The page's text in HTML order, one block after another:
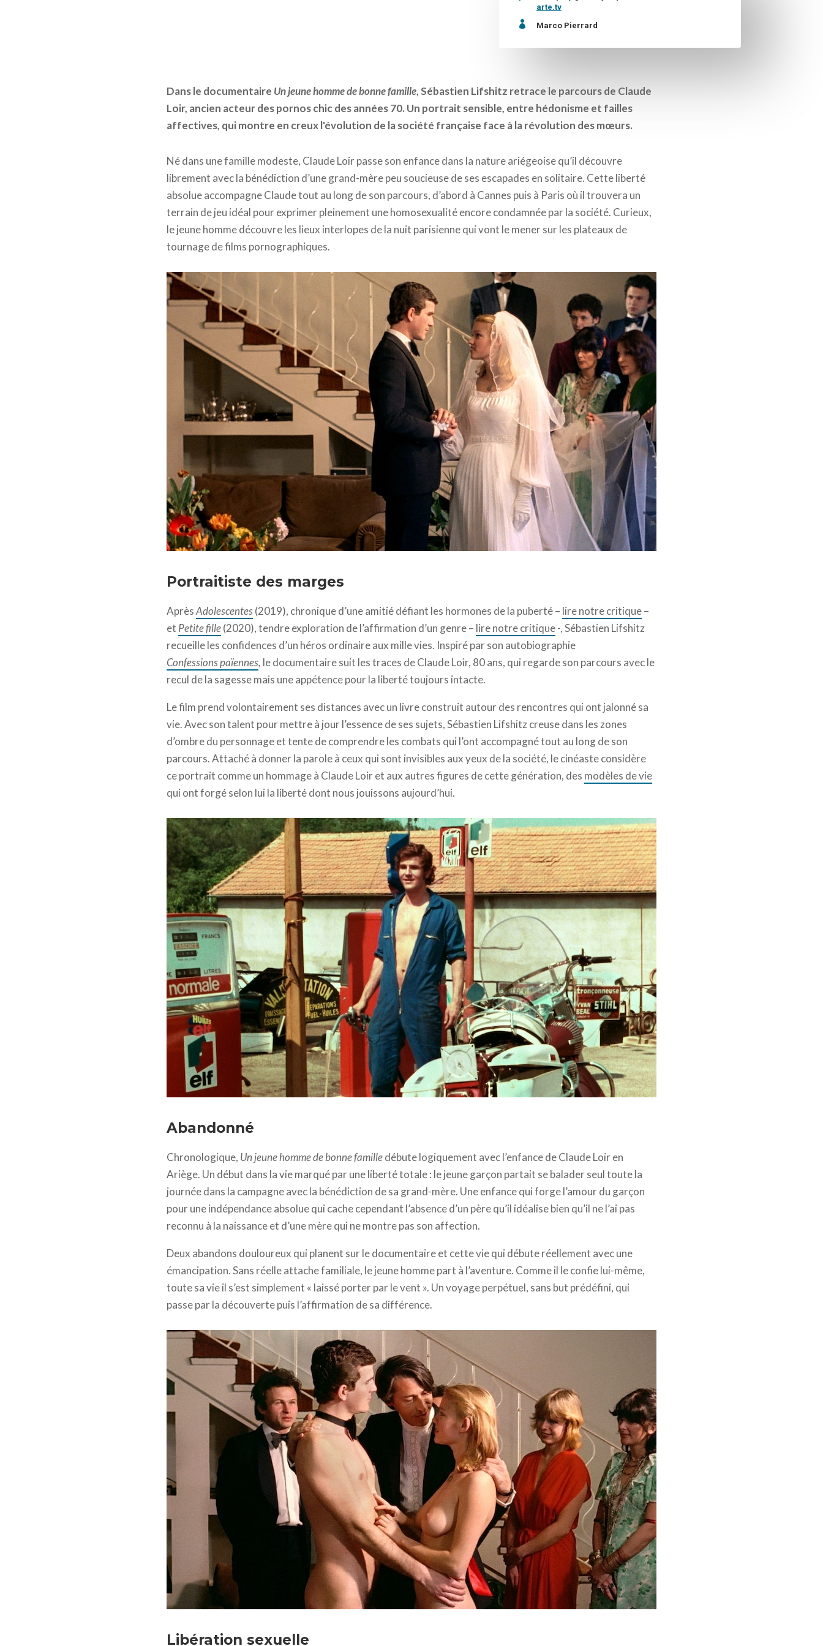
arte.tv
 Marco Pierrard
Dans le documentaire Un jeune homme de bonne famille, Sébastien Lifshitz retrace le parcours de Claude
Loir, ancien acteur des pornos chic des années 70. Un portrait sensible, entre hédonisme et failles
affectives, qui montre en creux l'évolution de la société française face à la révolution des mœurs.
Né dans une famille modeste, Claude Loir passe son enfance dans la nature ariégeoise qu’il découvre
librement avec la bénédiction d’une grand-mère peu soucieuse de ses escapades en solitaire. Cette liberté
absolue accompagne Claude tout au long de son parcours, d’abord à Cannes puis à Paris où il trouvera un
terrain de jeu idéal pour exprimer pleinement une homosexualité encore condamnée par la société. Curieux,
le jeune homme découvre les lieux interlopes de la nuit parisienne qui vont le mener sur les plateaux de
tournage de films pornographiques.
Portraitiste des marges
AprèsAdolescentes(2019), chronique d’une amitié défiant les hormones de la puberté – lire notre critique–
et Petite fille(2020), tendre exploration de l’affirmation d’un genre – lire notre critique-, Sébastien Lifshitz
recueille les confidences d’un héros ordinaire aux mille vies. Inspiré par son autobiographie
Confessions païennes, le documentaire suit les traces de Claude Loir, 80 ans, qui regarde son parcours avec le
recul de la sagesse mais une appétence pour la liberté toujours intacte.
Le film prend volontairement ses distances avec un livre construit autour des rencontres qui ont jalonné sa
vie. Avec son talent pour mettre à jour l’essence de ses sujets, Sébastien Lifshitz creuse dans les zones
d’ombre du personnage et tente de comprendre les combats qui l’ont accompagné tout au long de son
parcours. Attaché à donner la parole à ceux qui sont invisibles aux yeux de la société, le cinéaste considère
ce portrait comme un hommage à Claude Loir et aux autres figures de cette génération, des modèles de vie
qui ont forgé selon lui la liberté dont nous jouissons aujourd’hui.
Abandonné
Chronologique, Un jeune homme de bonne familledébute logiquement avec l’enfance de Claude Loir en
Ariège. Un début dans la vie marqué par une liberté totale : le jeune garçon partait se balader seul toute la
journée dans la campagne avec la bénédiction de sa grand-mère. Une enfance qui forge l’amour du garçon
pour une indépendance absolue qui cache cependant l’absence d’un père qu’il idéalise bien qu’il ne l’ai pas
reconnu à la naissance et d’une mère qui ne montre pas son affection.
Deux abandons douloureux qui planent sur le documentaire et cette vie qui débute réellement avec une
émancipation. Sans réelle attache familiale, le jeune homme part à l’aventure. Comme il le confie lui-même,
toute sa vie il s’est simplement « laissé porter par le vent ». Un voyage perpétuel, sans but prédéfini, qui
passe par la découverte puis l’affirmation de sa différence.
Libération sexuelle